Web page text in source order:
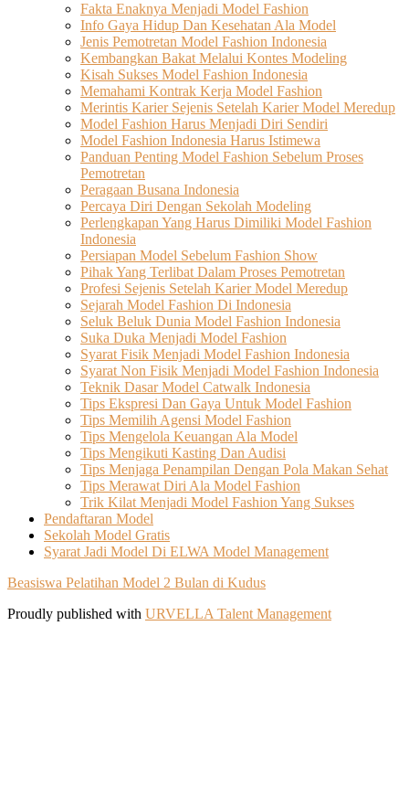
Fakta Enaknya Menjadi Model Fashion
Info Gaya Hidup Dan Kesehatan Ala Model
Jenis Pemotretan Model Fashion Indonesia
Kembangkan Bakat Melalui Kontes Modeling
Kisah Sukses Model Fashion Indonesia
Memahami Kontrak Kerja Model Fashion
Merintis Karier Sejenis Setelah Karier Model Meredup
Model Fashion Harus Menjadi Diri Sendiri
Model Fashion Indonesia Harus Istimewa
Panduan Penting Model Fashion Sebelum Proses
Pemotretan
Peragaan Busana Indonesia
Percaya Diri Dengan Sekolah Modeling
Perlengkapan Yang Harus Dimiliki Model Fashion
Indonesia
Persiapan Model Sebelum Fashion Show
Pihak Yang Terlibat Dalam Proses Pemotretan
Profesi Sejenis Setelah Karier Model Meredup
Sejarah Model Fashion Di Indonesia
Seluk Beluk Dunia Model Fashion Indonesia
Suka Duka Menjadi Model Fashion
Syarat Fisik Menjadi Model Fashion Indonesia
Syarat Non Fisik Menjadi Model Fashion Indonesia
Teknik Dasar Model Catwalk Indonesia
Tips Ekspresi Dan Gaya Untuk Model Fashion
Tips Memilih Agensi Model Fashion
Tips Mengelola Keuangan Ala Model
Tips Mengikuti Kasting Dan Audisi
Tips Menjaga Penampilan Dengan Pola Makan Sehat
Tips Merawat Diri Ala Model Fashion
Trik Kilat Menjadi Model Fashion Yang Sukses
Pendaftaran Model
Sekolah Model Gratis
Syarat Jadi Model Di ELWA Model Management
Beasiswa Pelatihan Model 2 Bulan di Kudus
Proudly published with URVELLA Talent Management